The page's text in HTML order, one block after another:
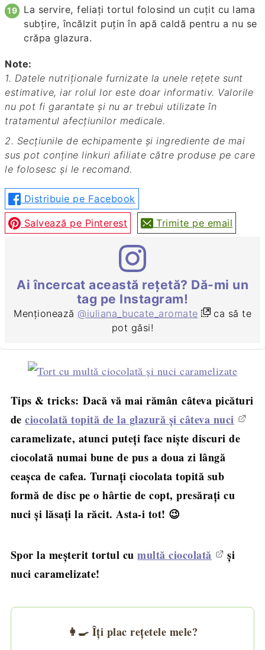
La servire, feliaţi tortul folosind un cuţit cu lama
subţire, încălzit puţin în apă caldă pentru a nu se
crăpa glazura.
Note:
1. Datele nutriționale furnizate la unele rețete sunt
estimative, iar rolul lor este doar informativ. Valorile
nu pot fi garantate și nu ar trebui utilizate în
tratamentul afecțiunilor medicale.
2. Secțiunile de echipamente și ingrediente de mai
sus pot conține linkuri afiliate către produse pe care
le folosesc și le recomand.
Distribuie pe Facebook
Salvează pe Pinterest Trimite pe email
Ai încercat această rețetă? Dă-mi un
tag pe Instagram!
Menționează @iuliana_bucate_aromate
ca să te
pot găsi!
Tips & tricks: Dacă vă mai rămân câteva picături
deciocolată topită de la glazură şi câteva nuci
caramelizate, atunci puteţi face nişte discuri de
ciocolată numai bune de pus a doua zi lângă
ceaşca de cafea. Turnaţi ciocolata topită sub
formă de disc pe o hârtie de copt, presăraţi cu
nuci şi lăsaţi la răcit. Asta-i tot! 😉
Spor la meşterit tortul cumultă ciocolată
şi
nuci caramelizate!
👩‍🍳 Îți plac rețetele mele?